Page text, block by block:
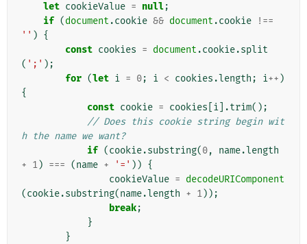
let cookieValue = null;
if (document .cookie && document .cookie
!==
'' ) {
const cookies = document .cookie.split
( ';' );
for (let i = 0; i < cookies .length ; i++ )
{
const cookie = cookies i ].trim();
// Does this cookie string begin wit
h the name we want?
if (cookie.substring(0, name.length
+ 1) === (name + '=' )) {
cookieValue = decodeURIComponent
(cookie.substring(name.length + 1));
break;
}
}